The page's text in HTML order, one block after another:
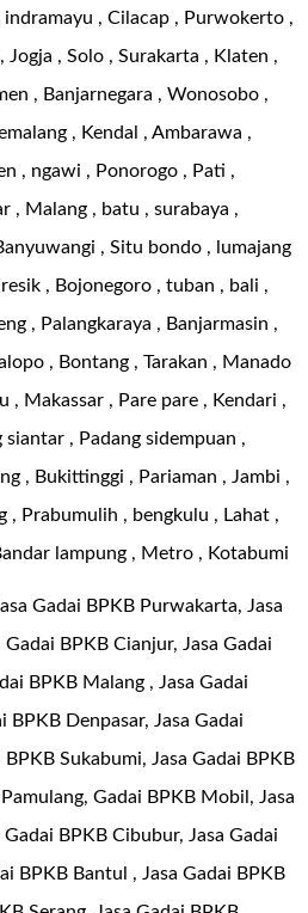
, Cilacap , Purwokerto ,
Jogja , Solo , Surakarta , Klaten ,
, Banjarnegara , Wonosobo ,
, Kendal , Ambarawa ,
, ngawi , Ponorogo , Pati ,
, Malang , batu , surabaya ,
, Situ bondo , lumajang
, Bojonegoro , tuban , bali ,
, Palangkaraya , Banjarmasin ,
, Bontang , Tarakan , Manado
, Makassar , Pare pare , Kendari ,
, Padang sidempuan ,
, Bukittinggi , Pariaman , Jambi ,
, Prabumulih , bengkulu , Lahat ,
lampung , Metro , Kotabumi
Gadai BPKB Purwakarta, Jasa
BPKB Cianjur, Jasa Gadai
BPKB Malang , Jasa Gadai
BPKB Denpasar, Jasa Gadai
Sukabumi, Jasa Gadai BPKB
Gadai BPKB Mobil, Jasa
BPKB Cibubur, Jasa Gadai
BPKB Bantul , Jasa Gadai BPKB